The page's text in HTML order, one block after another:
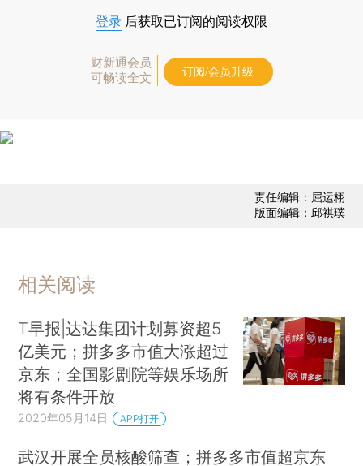
登录 后获取已订阅的阅读权限
财新通会员
可畅读全文
订阅/会员升级
责任编辑：屈运栩
版面编辑：邱祺璞
相关阅读
T早报|达达集团计划募资超5
亿美元；拼多多市值大涨超过
京东；全国影剧院等娱乐场所
将有条件开放
2020年05月14日 APP打开
武汉开展全员核酸筛查；拼多多市值超京东